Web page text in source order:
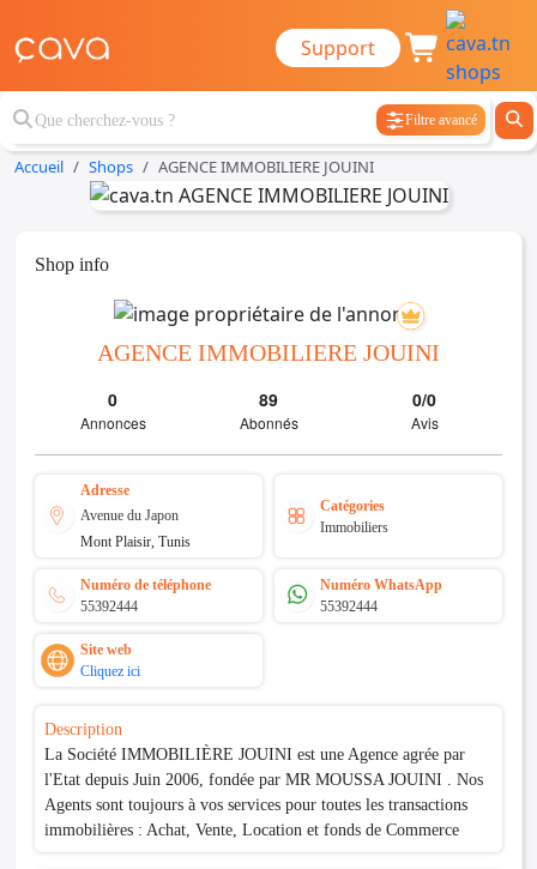
Support
Filtre avancé
Accueil Shops AGENCE IMMOBILIERE JOUINI
Shop info
AGENCE IMMOBILIERE JOUINI
0
Annonces
89
Abonnés
0/0
Avis
Adresse
Avenue du Japon
Mont Plaisir, Tunis
Catégories
Immobiliers
Numéro de téléphone
55392444
Numéro WhatsApp
55392444
Site web
Cliquez ici
Description
La Société IMMOBILIÈRE JOUINI est une Agence agrée par
l'Etat depuis Juin 2006, fondée par MR MOUSSA JOUINI . Nos
Agents sont toujours à vos services pour toutes les transactions
immobilières : Achat, Vente, Location et fonds de Commerce